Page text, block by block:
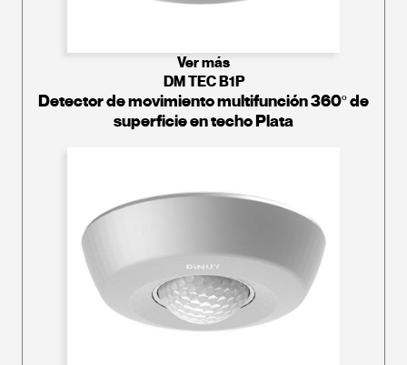
Ver más
DM TEC B1P
Detector de movimiento multifunción 360º de
superficie en techo Plata